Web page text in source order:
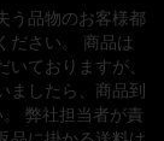
う品物のお客様都
ださい。 商品は
ておりますが、
ましたら、商品到
弊社担当者が責